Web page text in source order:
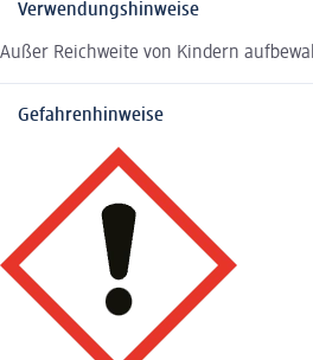
Verwendungshinweise
Außer Reichweite von Kindern
Gefahrenhinweise